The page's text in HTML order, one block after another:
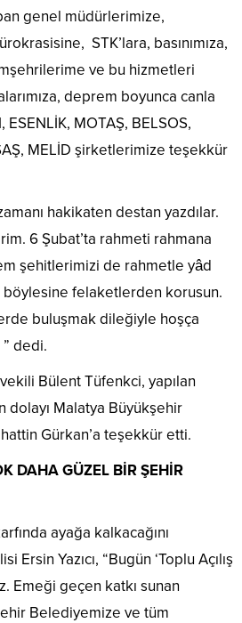
genel müdürlerimize,
STK’lara, basınımıza,
ve bu hizmetleri
deprem boyunca canla
ESENLİK, MOTAŞ, BELSOS,
MELİD şirketlerimize teşekkür
hakikaten destan yazdılar.
6 Şubat’ta rahmeti rahmana
şehitlerimizi de rahmetle yâd
felaketlerden korusun.
buluşmak dileğiyle hoşça
” dedi.
Bülent Tüfenkci, yapılan
dolayı Malatya Büyükşehir
Gürkan’a teşekkür etti.
DAHA GÜZEL BİR ŞEHİR
ayağa kalkacağını
Ersin Yazıcı, “Bugün ‘Toplu Açılış
Emeği geçen katkı sunan
Belediyemize ve tüm